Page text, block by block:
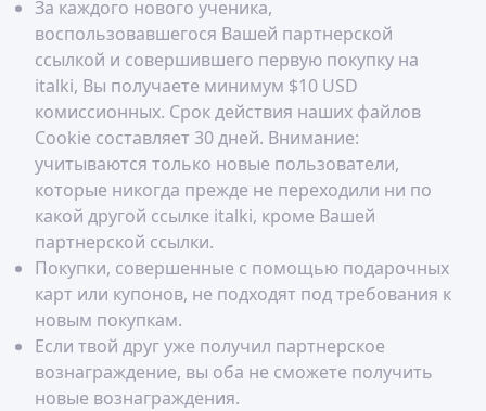
в предыдущем месяце, через систему PayPal
или Payoneer.
За каждого нового ученика,
воспользовавшегося Вашей партнерской
ссылкой и совершившего первую покупку на
italki, Вы получаете минимум $10 USD
комиссионных. Срок действия наших файлов
Cookie составляет 30 дней. Внимание:
учитываются только новые пользователи,
которые никогда прежде не переходили ни по
какой другой ссылке italki, кроме Вашей
партнерской ссылки.
Покупки, совершенные с помощью подарочных
карт или купонов, не подходят под требования к
новым покупкам.
Если твой друг уже получил партнерское
вознаграждение, вы оба не сможете получить
новые вознаграждения.